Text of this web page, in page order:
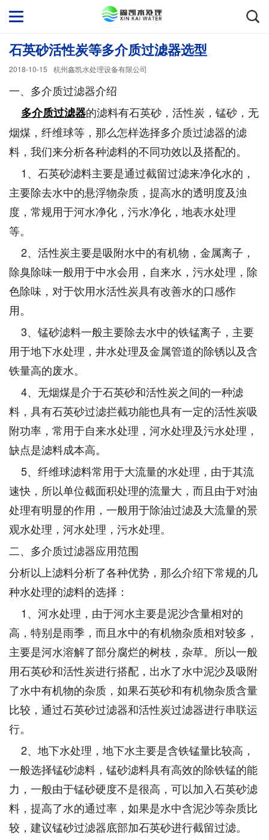
石英砂活性炭等多介质过滤器选型
2018-10-15 杭州鑫凯水处理设备有限公司
一、多介质过滤器介绍
多介质过滤器的滤料有石英砂，活性炭，锰砂，无
烟煤，纤维球等，那么怎样选择多介质过滤器的滤
料，我们来分析各种滤料的不同功效以及搭配的。
1、石英砂滤料主要是通过截留过滤来净化水的，
主要除去水中的悬浮物杂质，提高水的透明度及浊
度，常规用于河水净化，污水净化，地表水处理
等。
2、活性炭主要是吸附水中的有机物，金属离子，
除臭除味一般用于中水会用，自来水，污水处理，除
色除味，对于饮用水活性炭具有改善水的口感作
用。
3、锰砂滤料一般主要除去水中的铁锰离子，主要
用于地下水处理，井水处理及金属管道的除锈以及含
铁量高的废水。
4、无烟煤是介于石英砂和活性炭之间的一种滤
料，具有石英砂过滤拦截功能也具有一定的活性炭吸
附功率，常用于自来水处理，河水处理及污水处理，
缺点是滤料成本高。
5、纤维球滤料常用于大流量的水处理，由于其流
速快，所以单位截面积处理的流量大，而且由于对油
处理有明显的作用，一般用于除油过滤及大流量的景
观水处理，河水处理，污水处理。
二、多介质过滤器应用范围
分析以上滤料分析了各种优势，那么介绍下常规的几
种水处理的滤料的选择：
1、河水处理，由于河水主要是泥沙含量相对的
高，特别是雨季，而且水中的有机物杂质相对较多，
主要是河水溶解了部分腐烂的树枝，杂草。所以一般
用石英砂和活性炭进行搭配，出水了水中泥沙及吸附
了水中有机物的杂质，如果石英砂和有机物杂质含量
比较，通过石英砂过滤器和活性炭过滤器进行串联运
行。
2、地下水处理，地下水主要是含铁锰量比较高，
一般选择锰砂滤料，锰砂滤料具有高效的除铁锰的能
力，一般由于锰砂硬度不是很高，可以加入石英砂滤
料，提高了水的通过率，如果是水中含泥沙等杂质比
较，建议锰砂过滤器底部加石英砂进行截留过滤。